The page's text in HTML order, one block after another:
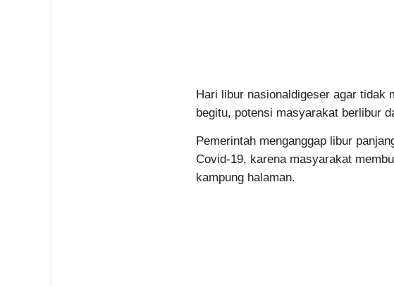
Hari libur nasionaldigeser agar tidak
begitu, potensi masyarakat berlibur
Pemerintah menganggap libur
Covid-19, karena masyarakat
kampung halaman.